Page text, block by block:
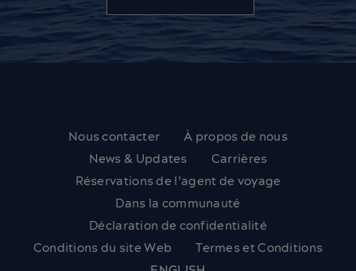
Nous contacter
À propos de nous
News & Updates
Carrières
Réservations de l’agent de voyage
Dans la communauté
Déclaration de confidentialité
Conditions du site Web
Termes et Conditions